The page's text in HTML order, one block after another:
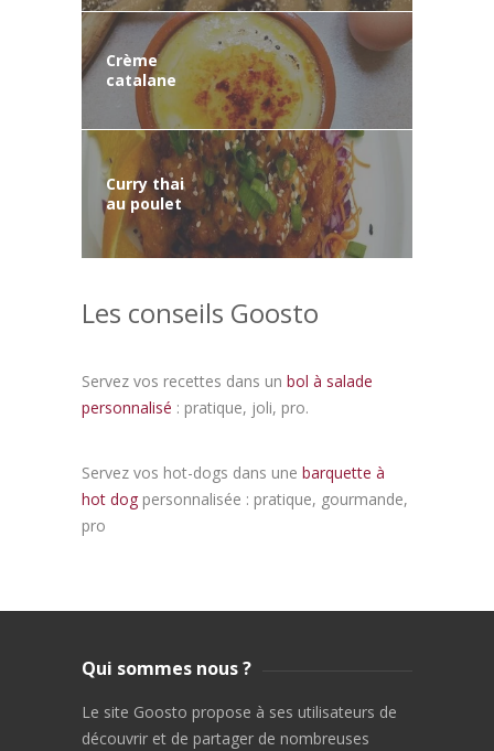
Crème
catalane
Curry thai
au poulet
Les conseils Goosto
Servez vos recettes dans un bol à salade
personnalisé : pratique, joli, pro.
Servez vos hot-dogs dans une barquette à
hot dog personnalisée : pratique, gourmande,
pro
Qui sommes nous ?
Le site Goosto propose à ses utilisateurs de
découvrir et de partager de nombreuses